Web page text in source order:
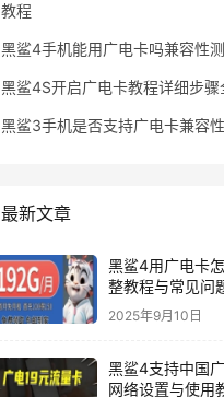
教程
黑鲨4手机能用广电卡吗兼容性
黑鲨4S开启广电卡教程详细步骤
黑鲨3手机是否支持广电卡兼容
最新文章
黑鲨4用广电卡
整教程与常见问
2025年9月10日
黑鲨4支持中国
网络设置与使用